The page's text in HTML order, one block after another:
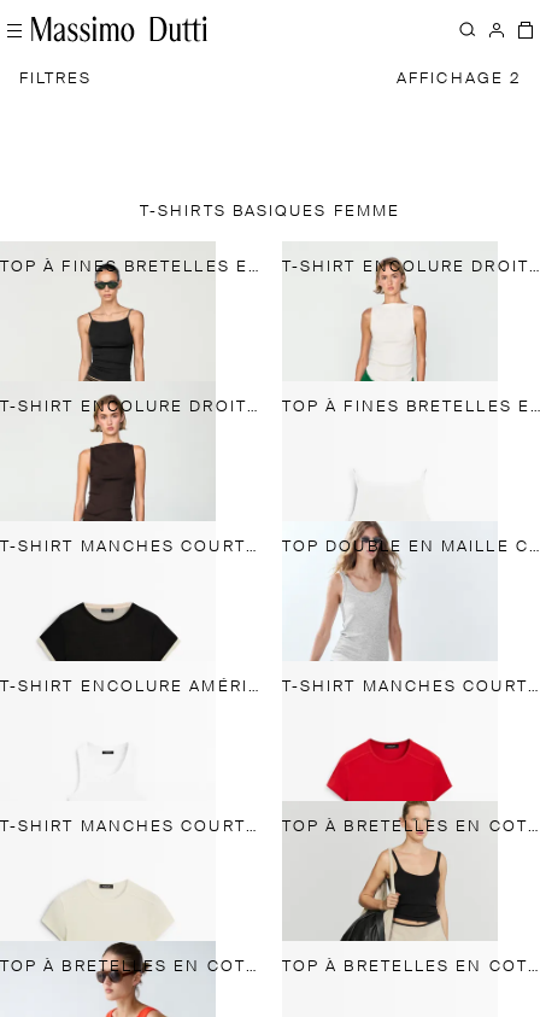
FILTRES AFFICHAGE 2
T-SHIRTS BASIQUES FEMME
TOP À FINES BRETELLES EN COTON MÉLANGÉ T-SHIRT ENCOLURE DROITE PUR COTON
T-SHIRT ENCOLURE DROITE PUR COTON TOP À FINES BRETELLES EN COTON MÉLANGÉ
T-SHIRT MANCHES COURTES FINITION DOUBLE TOP DOUBLE EN MAILLE CÔTELÉE ET COTON MÉLANGÉ
T-SHIRT ENCOLURE AMÉRICAINE EN COTON MÉLANGÉ T-SHIRT MANCHES COURTES COTON MÉLANGÉ
T-SHIRT MANCHES COURTES COTON MÉLANGÉ TOP À BRETELLES EN COTON
TOP À BRETELLES EN COTON MÉLANGÉ TOP À BRETELLES EN COTON MÉLANGÉ